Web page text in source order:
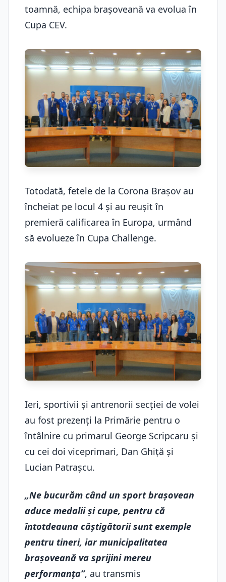
toamnă, echipa braşoveană va evolua în
Cupa CEV.
Totodată, fetele de la Corona Braşov au
încheiat pe locul 4 şi au reuşit în
premieră calificarea în Europa, urmând
să evolueze în Cupa Challenge.
Ieri, sportivii şi antrenorii secţiei de volei
au fost prezenţi la Primărie pentru o
întâlnire cu primarul George Scripcaru şi
cu cei doi viceprimari, Dan Ghiță și
Lucian Patrașcu.
„Ne bucurăm când un sport brașovean
aduce medalii și cupe, pentru că
întotdeauna câștigătorii sunt exemple
pentru tineri, iar municipalitatea
brașoveană va sprijini mereu
performanța”, au transmis